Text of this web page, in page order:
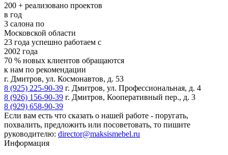
200 + реализовано проектов
в год
3 салона по
Московской области
23 года успешно работаем с
2002 года
70 % новых клиентов обращаются
к нам по рекомендации
г. Дмитров, ул. Космонавтов, д. 53
8 (925) 225-90-39 г. Дмитров, ул. Профессиональная, д. 4
8 (926) 156-90-39 г. Дмитров, Кооперативный пер., д. 3
8 (929) 658-90-39
Если вам есть что сказать о нашей работе - поругать,
похвалить, предложить или посоветовать, то пишите
руководителю: director@maksismebel.ru
Информация